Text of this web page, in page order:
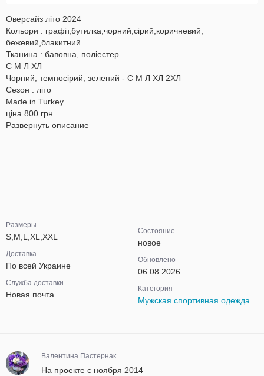
Оверсайз літо 2024
Кольори : графіт,бутилка,чорний,сірий,коричневий,
бежевий,блакитний
Тканина : бавовна, поліестер
С М Л ХЛ
Чорний, темносірий, зелений - С М Л ХЛ 2ХЛ
Сезон : літо
Made in Turkey
ціна 800 грн
Развернуть описание
Размеры
S,M,L,XL,XXL
Доставка
По всей Украине
Служба доставки
Новая почта
Состояние
новое
Обновлено
06.08.2026
Категория
Мужская спортивная одежда
Валентина Пастернак
На проекте с ноября 2014